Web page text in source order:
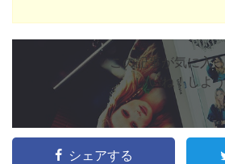
この記事が気に入
いいね！しよう
シェアする